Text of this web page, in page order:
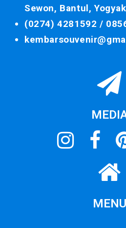
Sewon, Bantul,
(0274) 4281592 /
MENU